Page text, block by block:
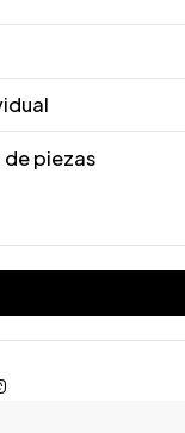
piezas